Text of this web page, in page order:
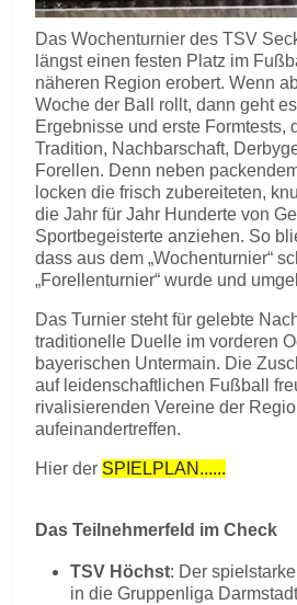
Das Wochenturnier des TSV
längst einen festen Platz im
näheren Region erobert. Wenn
Woche der Ball rollt, dann geht
Ergebnisse und erste Formtests,
Tradition, Nachbarschaft,
Forellen. Denn neben
locken die frisch zubereiteten,
die Jahr für Jahr Hunderte von
Sportbegeisterte anziehen. So
dass aus dem „Wochenturnier“
„Forellenturnier“ wurde und
Das Turnier steht für gelebte
traditionelle Duelle im vorderen
bayerischen Untermain. Die
auf leidenschaftlichen Fußball
rivalisierenden Vereine der
aufeinandertreffen.
Hier der SPIELPLAN......
Das Teilnehmerfeld im Check
TSV Höchst: Der
in die Gruppenliga